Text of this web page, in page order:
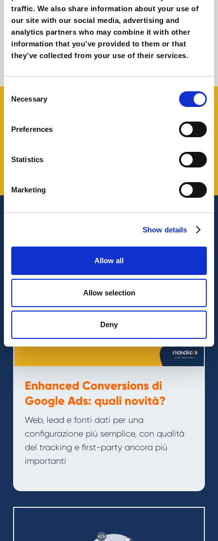
traffic. We also share information about your use of
our site with our social media, advertising and
analytics partners who may combine it with other
information that you’ve provided to them or that
they’ve collected from your use of their services.
Consent
Selection
Necessary
Preferences
Statistics
Marketing
Show details
Allow all
Allow selection
Deny
Il futuro di YouTube e dell'etica online, con
Rick DuFer
Le ultime dal nostro magazine
Enhanced Conversions di
Google Ads: quali novità?
Web, lead e fonti dati per una
configurazione più semplice, con qualità
del tracking e first-party ancora più
importanti